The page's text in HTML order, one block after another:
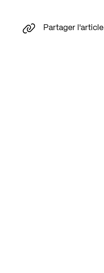
Partager l'article